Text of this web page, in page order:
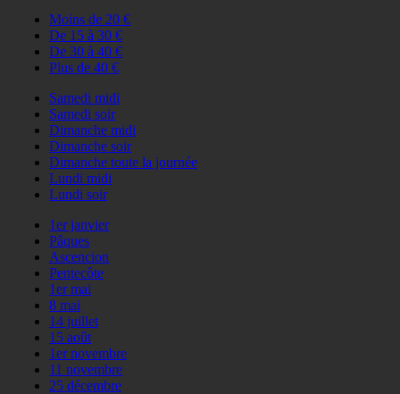
Moins de 20 €
De 15 à 30 €
De 30 à 40 €
Plus de 40 €
Samedi midi
Samedi soir
Dimanche midi
Dimanche soir
Dimanche toute la journée
Lundi midi
Lundi soir
1er janvier
Pâques
Ascencion
Pentecôte
1er mai
8 mai
14 juillet
15 août
1er novembre
11 novembre
25 décembre